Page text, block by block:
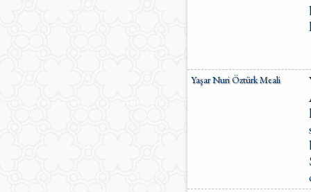
Yaşar Nuri Öztürk Meali